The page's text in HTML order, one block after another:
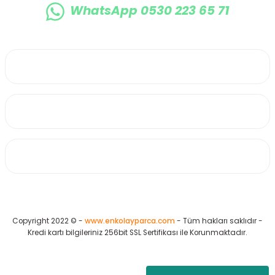
WhatsApp 0530 223 65 71
Copyright 2022 © - www.enkolayparca.com - Tüm hakları saklıdır -
Kredi kartı bilgileriniz 256bit SSL Sertifikası ile Korunmaktadır.